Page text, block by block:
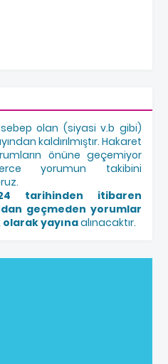
olan (siyasi v.b gibi)
kaldırılmıştır. Hakaret
önüne geçemiyor
yorumun takibini
tarihinden itibaren
geçmeden yorumlar
yayınaalınacaktır.